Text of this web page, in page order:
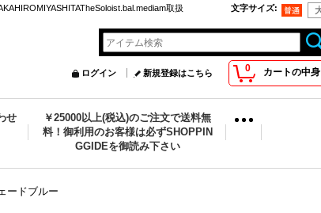
取扱 文字サイズ:
0 カートの中身
ログイン 新規登録はこちら
せ
￥25000以上(税込)のご注文で送料無
料！御利用のお客様は必ずSHOPPIN
GGIDEを御読み下さい
ードブルー